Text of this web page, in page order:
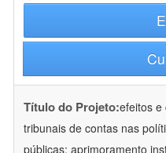
Título do Projeto:efeitos e
tribunais de contas nas
públicas: aprimoramento